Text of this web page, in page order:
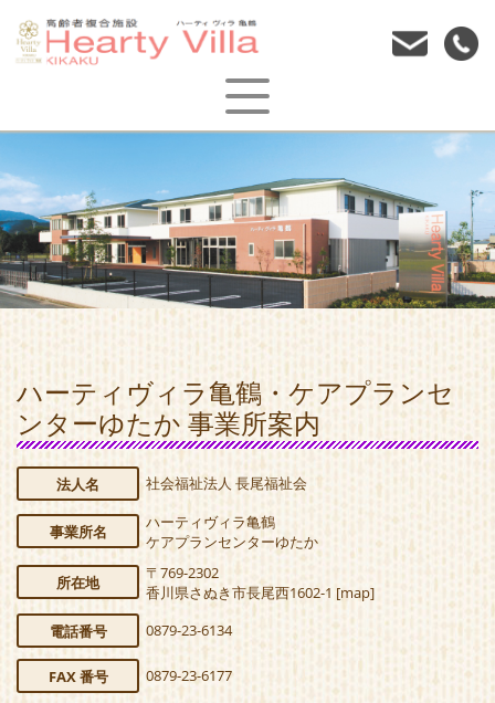
ハーティヴィラ亀鶴・ケアプランセ
ンターゆたか 事業所案内
法人名 社会福祉法人 長尾福祉会
事業所名
ハーティヴィラ亀鶴
ケアプランセンターゆたか
所在地
〒769-2302
香川県さぬき市長尾西1602-1 [map]
電話番号
0879-23-6134
FAX 番号 0879-23-6177